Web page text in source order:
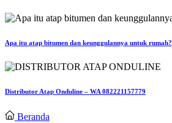
Apa itu atap bitumen dan keunggulannya untuk rumah?
Distributor Atap Onduline – WA 082221157779
Beranda